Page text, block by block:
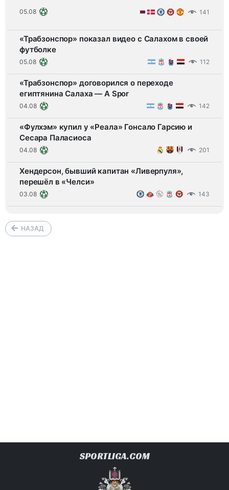
05.08 141
«Трабзонспор» показал видео с Салахом в своей
футболке
05.08 112
«Трабзонспор» договорился о переходе
египтянина Салаха — A Spor
04.08 142
«Фулхэм» купил у «Реала» Гонсало Гарсию и
Сесара Паласиоса
04.08 201
Хендерсон, бывший капитан «Ливерпуля»,
перешёл в «Челси»
03.08 143
НАЗАД
SPORTLIGA.COM